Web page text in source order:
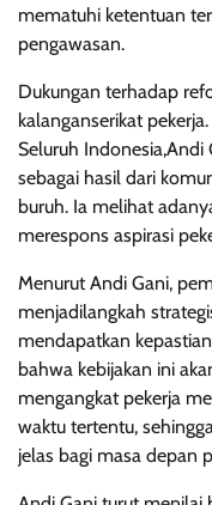
mematuhi ketentuan
pengawasan.
Dukungan terhadap
kalanganserikat
Seluruh Indonesia,Andi
sebagai hasil dari
buruh. Ia melihat
merespons aspirasi
Menurut Andi Gani,
menjadilangkah
mendapatkan
bahwa kebijakan ini
mengangkat pekerja
waktu tertentu,
jelas bagi masa depan